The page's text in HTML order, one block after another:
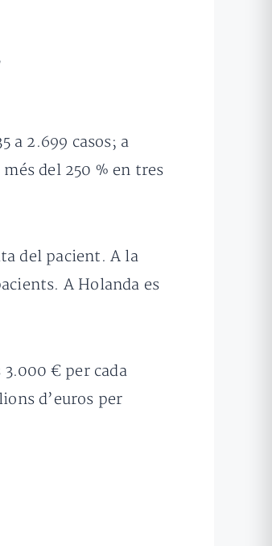
a 2.699 casos; a
del 250 % en tres
del pacient. A la
A Holanda es
3.000 € per cada
d’euros per